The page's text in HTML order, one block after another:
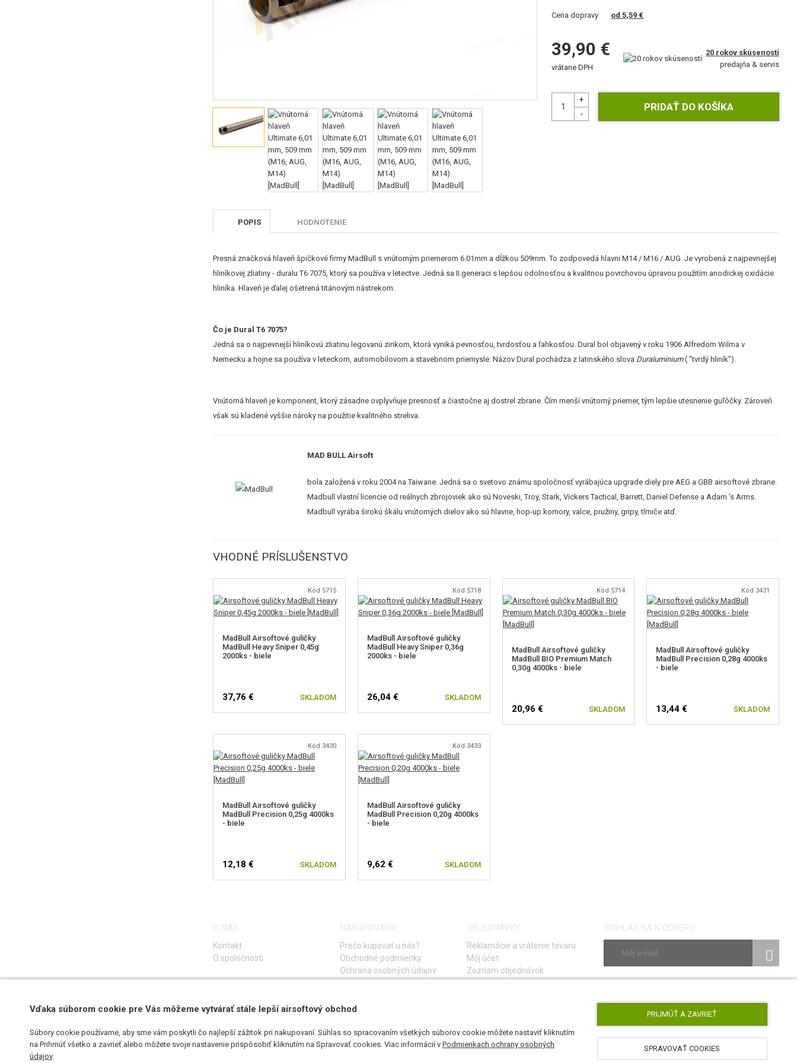
Cena dopravy od 5,59 €
39,90 €
vrátane DPH
20 rokov skúseností
predajňa & servis
POPIS HODNOTENIE
Presná značková hlaveň špičkové firmy MadBull s vnútorným priemerom 6.01mm a dĺžkou 509mm. To zodpovedá hlavni M14 / M16 / AUG. Je vyrobená z najpevnejšej
hliníkovej zliatiny - duralu T6 7075, ktorý sa používa v letectve. Jedná sa II.generaci s lepšou odolnosťou a kvalitnou povrchovou úpravou použitím anodickej oxidácie
hliníka. Hlaveň je ďalej ošetrená titánovým nástrekom.
Čo je Dural T6 7075?
Jedná sa o najpevnejší hliníkovú zliatinu legovanú zinkom, ktorá vyniká pevnosťou, tvrdosťou a ľahkosťou. Dural bol objavený v roku 1906 Alfredom Wilma v
Nemecku a hojne sa používa v leteckom, automobilovom a stavebnom priemysle. Názov Dural pochádza z latinského slova Duraluminium( "tvrdý hliník").
Vnútorná hlaveň je komponent, ktorý zásadne ovplyvňuje presnosť a čiastočne aj dostrel zbrane. Čím menší vnútorný priemer, tým lepšie utesnenie guľôčky. Zároveň
však sú kladené vyššie nároky na použitie kvalitného streliva.
MAD BULL Airsoft
bola založená v roku 2004 na Taiwane. Jedná sa o svetovo známu spoločnosť vyrábajúca upgrade diely pre AEG a GBB airsoftové zbrane.
Madbull vlastní licencie od reálnych zbrojoviek ako sú Noveski, Troy, Stark, Vickers Tactical, Barrett, Daniel Defense a Adam 's Arms.
Madbull vyrába širokú škálu vnútorných dielov ako sú hlavne, hop-up komory, valce, pružiny, gripy, tlmiče atď.
VHODNÉ PRÍSLUŠENSTVO
Kód 5715
MadBull Airsoftové guličky
MadBull Heavy Sniper 0,45g
2000ks - biele
37,76 € SKLADOM
Kód 5718
MadBull Airsoftové guličky
MadBull Heavy Sniper 0,36g
2000ks - biele
26,04 € SKLADOM
Kód 5714
MadBull Airsoftové guličky
MadBull BIO Premium Match
0,30g 4000ks - biele
20,96 € SKLADOM
Kód 3431
MadBull Airsoftové guličky
MadBull Precision 0,28g 4000ks
- biele
13,44 € SKLADOM
Kód 3430
MadBull Airsoftové guličky
MadBull Precision 0,25g 4000ks
- biele
12,18 € SKLADOM
Kód 3433
MadBull Airsoftové guličky
MadBull Precision 0,20g 4000ks
- biele
9,62 € SKLADOM
O NÁS
Kontakt
O spoločnosti
NAKUPOVANIE
Prečo kupovať u nás?
Obchodné podmienky
Ochrana osobných údajov
OBJEDNÁVKY
Reklamácie a vrátenie tovaru
Môj účet
Zoznam objednávok
PRIHLÁS SA K ODBERU
AirsoftPro.sk © 2026
Vďaka súborom cookie pre Vás môžeme vytvárať stále lepší airsoftový obchod
Súbory cookie používame, aby sme vám poskytli čo najlepší zážitok pri nakupovaní. Súhlas so spracovaním všetkých súborov cookie môžete nastaviť kliknutím
na Prihmúť všetko a zavrieť alebo môžete svoje nastavenie prispôsobiť kliknutím na Spravovať cookies. Viac informácií v Podmienkach ochrany osobných
údajov.
PRIJMÚŤ A ZAVRIEŤ
SPRAVOVAŤ COOKIES